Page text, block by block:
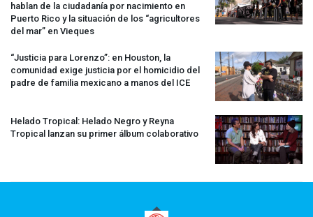
hablan de la ciudadanía por nacimiento en
Puerto Rico y la situación de los “agricultores
del mar” en Vieques
“Justicia para Lorenzo”: en Houston, la
comunidad exige justicia por el homicidio del
padre de familia mexicano a manos del ICE
Helado Tropical: Helado Negro y Reyna
Tropical lanzan su primer álbum colaborativo